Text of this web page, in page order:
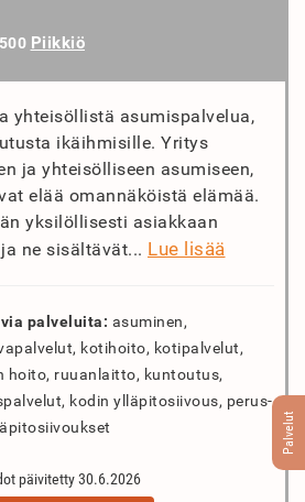
Palvelut
Piikkiö
yhteisöllistä asumispalvelua,
ikäihmisille. Yritys
ja yhteisölliseen asumiseen,
elää omannäköistä elämää.
yksilöllisesti asiakkaan
ne sisältävät... Lue lisää
palveluita: asuminen,
kotihoito, kotipalvelut,
hoito, ruuanlaitto, kuntoutus,
kodin ylläpitosiivous, perus-
päivitetty 30.6.2026